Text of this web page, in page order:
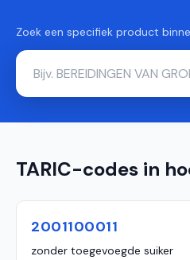
Zoek een specifiek product
TARIC-codes in
2001100011
zonder toegevoegde suiker